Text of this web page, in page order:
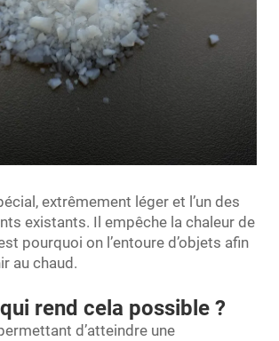
extrêmement léger et l’un des
existants. Il empêche la chaleur de
pourquoi on l’entoure d’objets afin
au chaud.
rend cela possible ?
d’atteindre une